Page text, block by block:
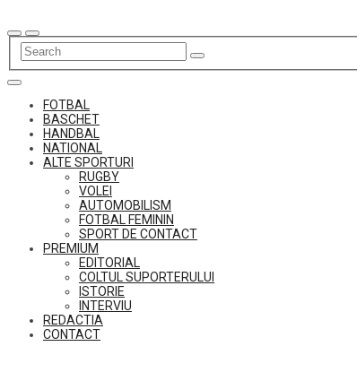
to
content
FOTBAL
BASCHET
HANDBAL
NATIONAL
ALTE SPORTURI
RUGBY
VOLEI
AUTOMOBILISM
FOTBAL FEMININ
SPORT DE CONTACT
PREMIUM
EDITORIAL
COLTUL SUPORTERULUI
ISTORIE
INTERVIU
REDACTIA
CONTACT